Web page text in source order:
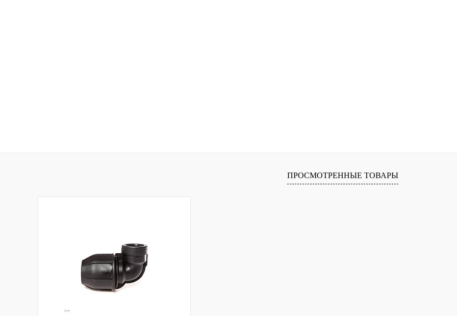
ПРОСМОТРЕННЫЕ ТОВАРЫ